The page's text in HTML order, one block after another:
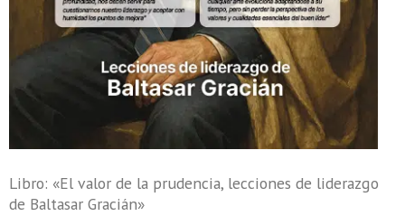
Libro: «El valor de la prudencia, lecciones de liderazgo
de Baltasar Gracián»